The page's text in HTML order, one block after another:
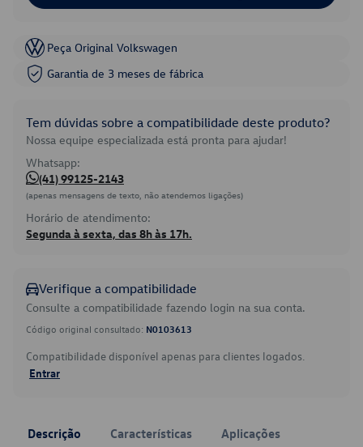
Peça Original Volkswagen
Garantia de 3 meses de fábrica
Tem dúvidas sobre a compatibilidade deste produto?
Nossa equipe especializada está pronta para ajudar!
Whatsapp:
(41) 99125-2143
(apenas mensagens de texto, não atendemos ligações)
Horário de atendimento:
Segunda à sexta, das 8h às 17h.
Verifique a compatibilidade
Consulte a compatibilidade fazendo login na sua conta.
Código original consultado: N0103613
Compatibilidade disponível apenas para clientes logados.
Entrar
Descrição Características Aplicações